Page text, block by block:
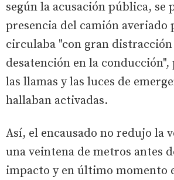
según la acusación pública, se
presencia del camión averiado
circulaba "con gran distracción
desatención en la conducción",
las llamas y las luces de
hallaban activadas.
Así, el encausado no redujo la
una veintena de metros antes
impacto y en último momento